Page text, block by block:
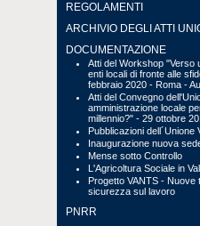
REGOLAMENTI
ARCHIVIO DEGLI ATTI
DOCUMENTAZIONE
Atti del Workshop "Verso
enti locali di fronte alle
febbraio 2020 - Roma -
Atti del Convegno
amministrazione locale
millennio?" - 29 ottobre
Pubblicazioni dell´Unione
Inaugurazione nuova
Mense sotto Controllo
L'Agricoltura Sociale in
Progetto VANTS - Nuove
sicurezza sul lavoro
PNRR